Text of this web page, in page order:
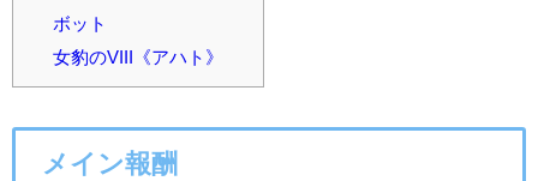
ボット
女豹のVIII《アハト》
メイン報酬